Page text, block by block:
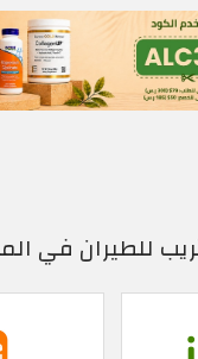
للطيران في